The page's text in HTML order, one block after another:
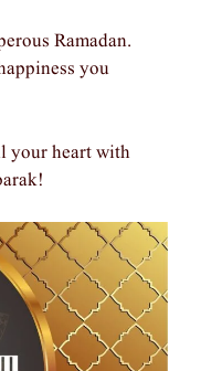
Ramadan.
you
your heart with